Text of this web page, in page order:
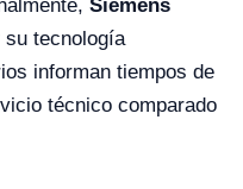
Siemens
tecnología
informan tiempos de
técnico comparado